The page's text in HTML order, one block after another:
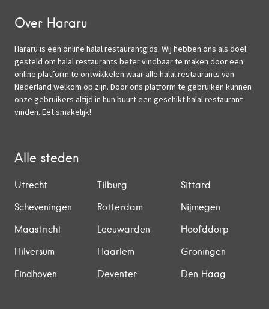
Over Hararu
Hararu is een online halal restaurantgids. Wij hebben ons als doel
gesteld om halal restaurants beter vindbaar te maken door een
online platform te ontwikkelen waar alle halal restaurants van
Nederland welkom op zijn. Door ons platform te gebruiken kunnen
onze gebruikers altijd in hun buurt een geschikt halal restaurant
vinden. Eet smakelijk!
Alle steden
Utrecht Tilburg
Sittard
Scheveningen
Rotterdam
Nijmegen
Maastricht
Leeuwarden
Hoofddorp
Hilversum
Haarlem
Groningen
Eindhoven
Deventer Den Haag